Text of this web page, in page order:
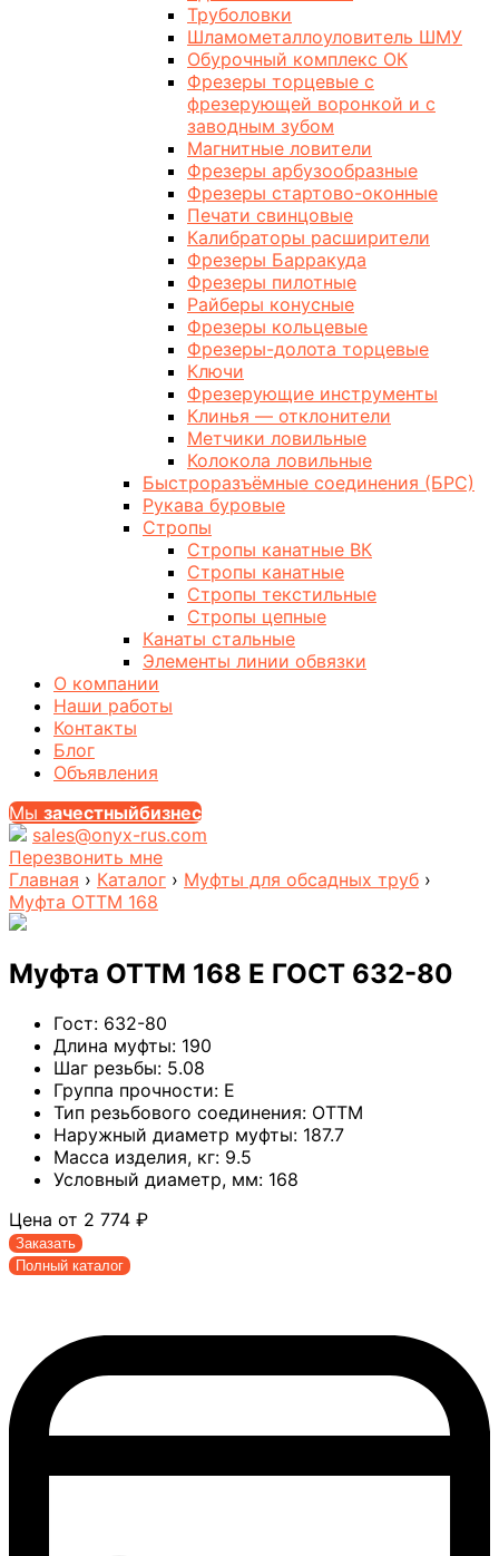
Труболовки
Шламометаллоуловитель ШМУ
Обурочный комплекс ОК
Фрезеры торцевые с
фрезерующей воронкой и с
заводным зубом
Магнитные ловители
Фрезеры арбузообразные
Фрезеры стартово-оконные
Печати свинцовые
Калибраторы расширители
Фрезеры Барракуда
Фрезеры пилотные
Райберы конусные
Фрезеры кольцевые
Фрезеры-долота торцевые
Ключи
Фрезерующие инструменты
Клинья — отклонители
Метчики ловильные
Колокола ловильные
Быстроразъёмные соединения (БРС)
Рукава буровые
Стропы
Стропы канатные ВК
Стропы канатные
Стропы текстильные
Стропы цепные
Канаты стальные
Элементы линии обвязки
О компании
Наши работы
Контакты
Блог
Объявления
Мы зачестныйбизнес
sales@onyx-rus.com
Перезвонить мне
Главная › Каталог › Муфты для обсадных труб ›
Муфта ОТТМ 168
Муфта ОТТМ 168 Е ГОСТ 632-80
Гост: 632-80
Длина муфты: 190
Шаг резьбы: 5.08
Группа прочности: Е
Тип резьбового соединения: ОТТМ
Наружный диаметр муфты: 187.7
Масса изделия, кг: 9.5
Условный диаметр, мм: 168
Цена от 2 774 ₽
Заказать
Полный каталог